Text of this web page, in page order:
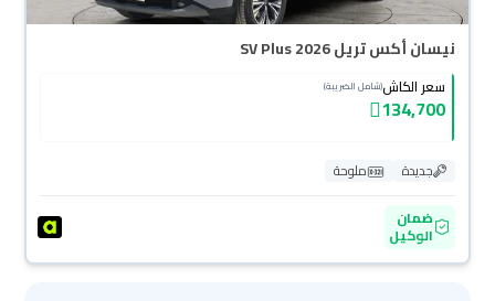
نيسان أكس تريل SV Plus 2026
سعر الكاش(شامل الضريبة)
134,700
جديدة
ملوحة
ضمان
الوكيل